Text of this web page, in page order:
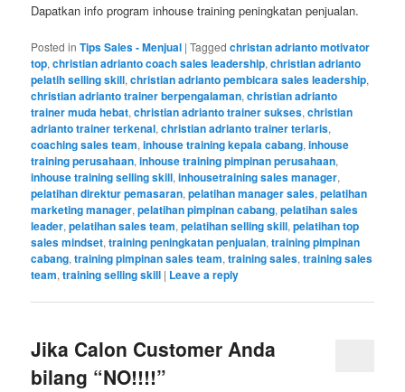
Dapatkan info program inhouse training peningkatan penjualan.
Posted in Tips Sales - Menjual |Tagged christan adrianto motivator
top,christian adrianto coach sales leadership,christian adrianto
pelatih selling skill,christian adrianto pembicara sales leadership,
christian adrianto trainer berpengalaman,christian adrianto
trainer muda hebat,christian adrianto trainer sukses,christian
adrianto trainer terkenal,christian adrianto trainer terlaris,
coaching sales team,inhouse training kepala cabang,inhouse
training perusahaan,inhouse training pimpinan perusahaan,
inhouse training selling skill,inhousetraining sales manager,
pelatihan direktur pemasaran,pelatihan manager sales,pelatihan
marketing manager,pelatihan pimpinan cabang,pelatihan sales
leader,pelatihan sales team,pelatihan selling skill,pelatihan top
sales mindset,training peningkatan penjualan,training pimpinan
cabang,training pimpinan sales team,training sales,training sales
team,training selling skill | Leave a reply
Jika Calon Customer Anda
bilang “NO!!!!”